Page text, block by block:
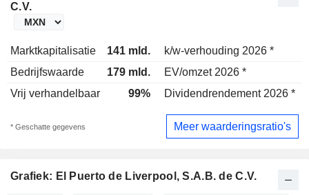
C.V.
Marktkapitalisatie 141 mld. k/w-verhouding 2026 *
Bedrijfswaarde
179 mld. EV/omzet 2026 *
Vrij verhandelbaar
99% Dividendrendement 2026 *
* Geschatte gegevens Meer waarderingsratio's
Grafiek: El Puerto de Liverpool, S.A.B. de C.V.